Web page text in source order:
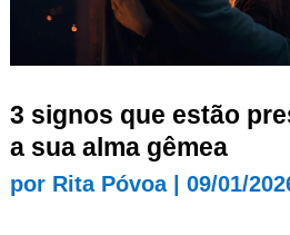
3 signos que estão
a sua alma gêmea
por Rita Póvoa| 09/01/